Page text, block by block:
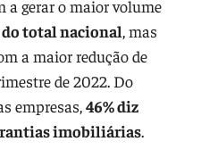
a gerar o maior volume
do total nacional, mas
a maior redução de
de 2022. Do
empresas,46% diz
imobiliárias.